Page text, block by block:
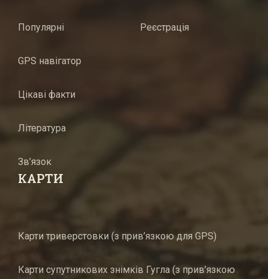
Популярні
GPS навігатор
Цікаві факти
Література
Зв’язок
Реєстрація
КАРТИ
Карти триверстовки (з прив’язкою для GPS)
Карти супутникових знімків Гугла (з прив’язкою